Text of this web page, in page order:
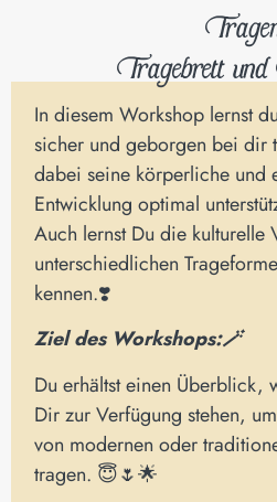
Tragebrett
In diesem Workshop lernst
sicher und geborgen bei dir
dabei seine körperliche und
Entwicklung optimal
Auch lernst Du die kulturelle
unterschiedlichen
kennen.❣️
Ziel des Workshops:🪄
Du erhältst einen Überblick,
Dir zur Verfügung stehen,
von modernen oder
tragen. 😇🌷🌟